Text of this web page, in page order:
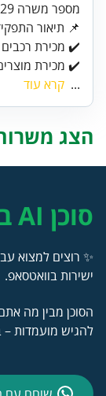
✔️ מכירת
... קרא עוד
הצג
סוכן AI בוואטסאפ
✨ רוצים למצוא
ישירות בוואטסאפ.
הסוכן מבין מה
להגיש מועמדות –